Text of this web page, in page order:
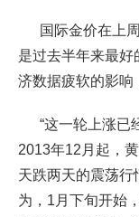
国际金价在上
是过去半年来最好
济数据疲软的影响
“这一轮上涨已
2013年12月起，
天跌两天的震荡行
为，1月下旬开始